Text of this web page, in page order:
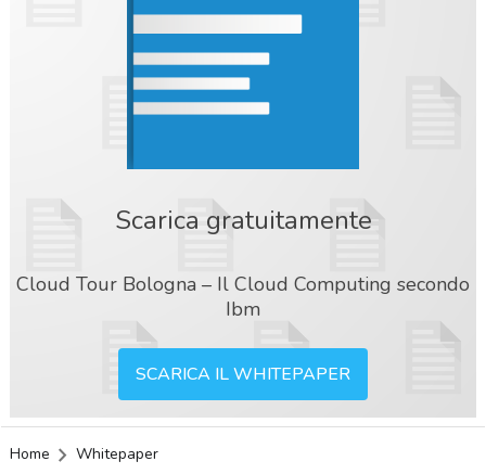
Scarica gratuitamente
Cloud Tour Bologna – Il Cloud Computing secondo
Ibm
SCARICA IL WHITEPAPER
Home Whitepaper